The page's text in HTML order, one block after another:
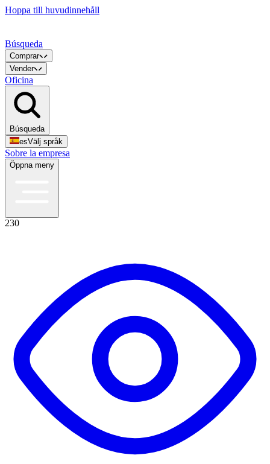
Hoppa till huvudinnehåll
Búsqueda
Comprar
Vender
Oficina
Búsqueda
esVälj språk
Sobre la empresa
Öppna meny
230